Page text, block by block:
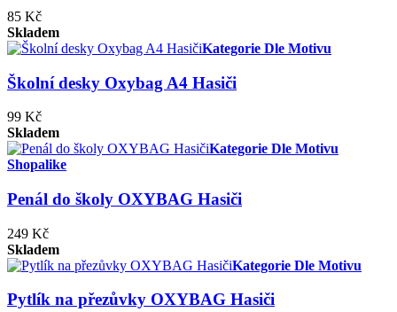
85 Kč
Skladem
Kategorie Dle Motivu
Školní desky Oxybag A4 Hasiči
99 Kč
Skladem
Kategorie Dle Motivu
Shopalike
Penál do školy OXYBAG Hasiči
249 Kč
Skladem
Kategorie Dle Motivu
Pytlík na přezůvky OXYBAG Hasiči